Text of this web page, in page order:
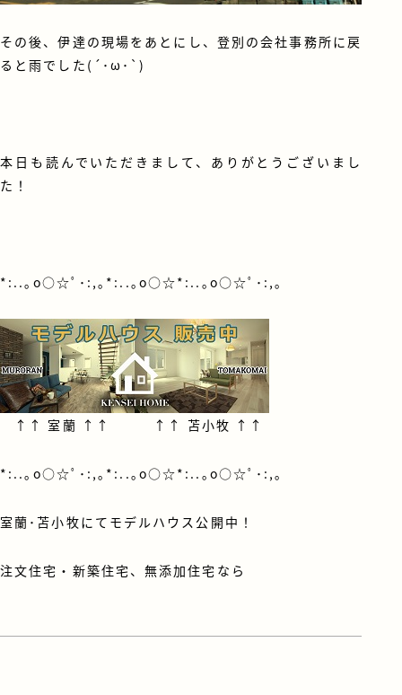
その後、伊達の現場をあとにし、登別の会社事務所に戻
ると雨でした(´･ω･`)
本日も読んでいただきまして、ありがとうございまし
た！
*:..｡o○☆ﾟ･:,｡*:..｡o○☆*:..｡o○☆ﾟ･:,｡
↑↑ 室蘭 ↑↑ ↑↑ 苫小牧 ↑↑
*:..｡o○☆ﾟ･:,｡*:..｡o○☆*:..｡o○☆ﾟ･:,｡
室蘭･苫小牧にてモデルハウス公開中！
注文住宅・新築住宅、無添加住宅なら